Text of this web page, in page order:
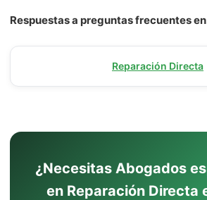
Respuestas a preguntas frecuentes
Reparación Directa
¿Necesitas Abogados
en Reparación Directa